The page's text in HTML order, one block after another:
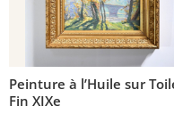
Peinture à l’Huile sur
Fin XIXe